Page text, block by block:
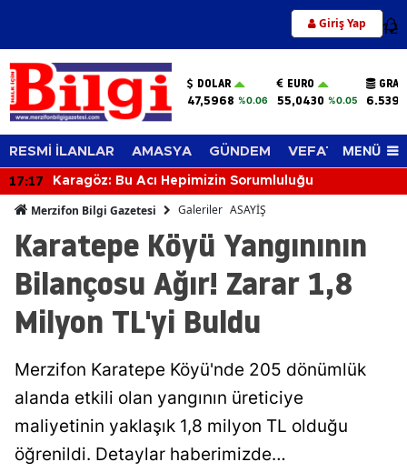
Giriş Yap 12
DOLAR
47,5968 %0.06
EURO
55,0430 %0.05
RESMİ İLANLAR AMASYA GÜNDEM VEFAT EDENLER
MENÜ
17:17 Karagöz: Bu Acı Hepimizin Sorumluluğu
Merzifon Bilgi Gazetesi Galeriler ASAYİŞ
Karatepe Köyü Yangınının
Bilançosu Ağır! Zarar 1,8
Milyon TL'yi Buldu
Merzifon Karatepe Köyü'nde 205 dönümlük
alanda etkili olan yangının üreticiye
maliyetinin yaklaşık 1,8 milyon TL olduğu
öğrenildi. Detaylar haberimizde…